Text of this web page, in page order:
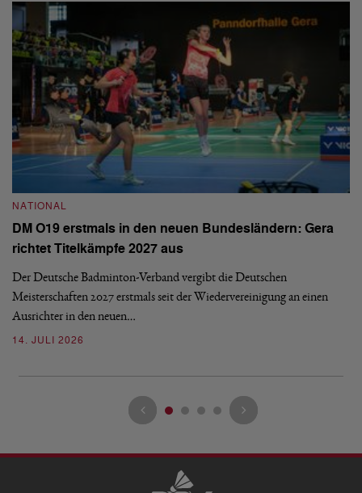
NATIONAL
DM O19 erstmals in den neuen Bundesländern: Gera
richtet Titelkämpfe 2027 aus
Der Deutsche Badminton-Verband vergibt die Deutschen
Meisterschaften 2027 erstmals seit der Wiedervereinigung an einen
Ausrichter in den neuen…
14. JULI 2026